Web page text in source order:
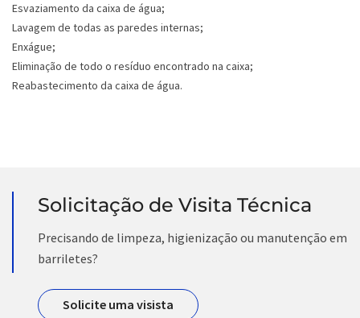
Esvaziamento da caixa de água;
Lavagem de todas as paredes internas;
Enxágue;
Eliminação de todo o resíduo encontrado na caixa;
Reabastecimento da caixa de água.
Solicitação de Visita Técnica
Precisando de limpeza, higienização ou manutenção em
barriletes?
Solicite uma visista